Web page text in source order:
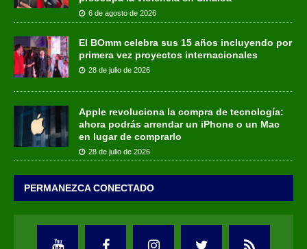
6 de agosto de 2026
El BOmm celebra sus 15 años incluyendo por
primera vez proyectos internacionales
28 de julio de 2026
Apple revoluciona la compra de tecnología:
ahora podrás arrendar un iPhone o un Mac
en lugar de comprarlo
28 de julio de 2026
PERMANEZCA CONECTADO